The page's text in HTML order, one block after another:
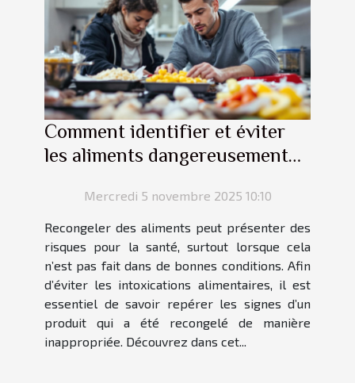
Comment identifier et éviter
les aliments dangereusement
Mercredi 5 novembre 2025 10:10
Recongeler des aliments peut présenter des
risques pour la santé, surtout lorsque cela
n’est pas fait dans de bonnes conditions. Afin
d’éviter les intoxications alimentaires, il est
essentiel de savoir repérer les signes d’un
produit qui a été recongelé de manière
inappropriée. Découvrez dans cet...